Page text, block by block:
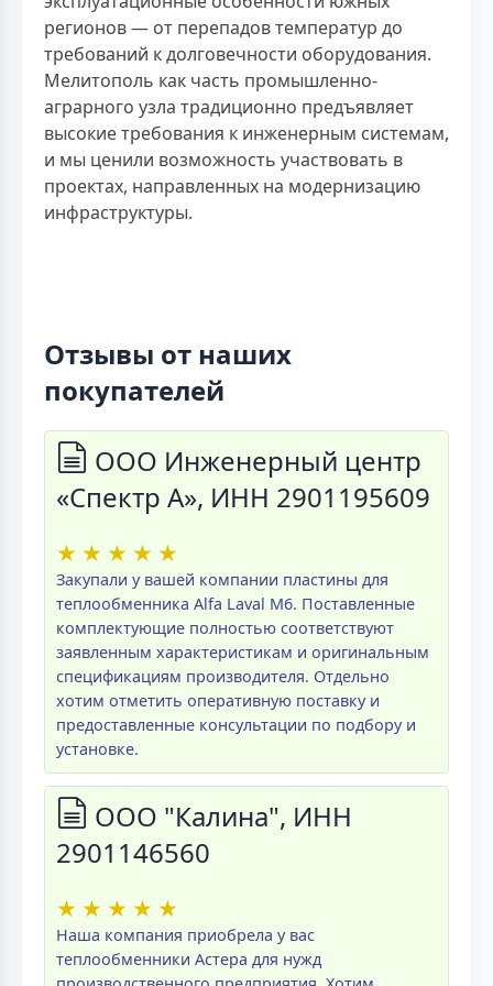
регионов — от перепадов температур до
требований к долговечности оборудования.
Мелитополь как часть промышленно-
аграрного узла традиционно предъявляет
высокие требования к инженерным системам,
и мы ценили возможность участвовать в
проектах, направленных на модернизацию
инфраструктуры.
Отзывы от наших
покупателей
ООО Инженерный центр
«Спектр А», ИНН 2901195609
★ ★ ★ ★ ★
Закупали у вашей компании пластины для
теплообменника Alfa Laval M6. Поставленные
комплектующие полностью соответствуют
заявленным характеристикам и оригинальным
спецификациям производителя. Отдельно
хотим отметить оперативную поставку и
предоставленные консультации по подбору и
установке.
ООО "Калина", ИНН
2901146560
★ ★ ★ ★ ★
Наша компания приобрела у вас
теплообменники Астера для нужд